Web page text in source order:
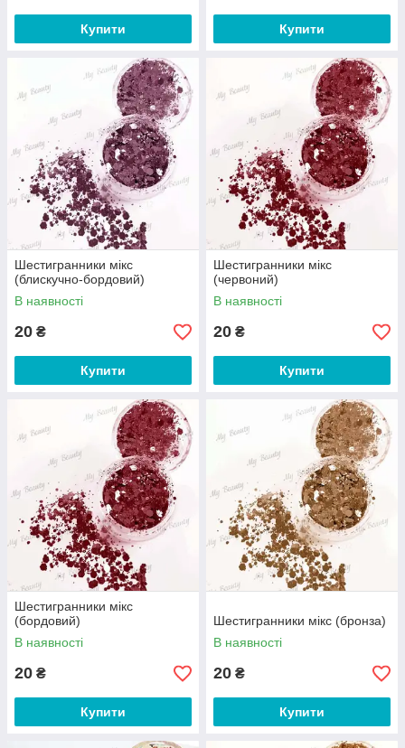
Купити Купити
Шестигранники мікс
(блискучно-бордовий)
В наявності
20 ₴
Купити
Шестигранники мікс
(червоний)
В наявності
20 ₴
Купити
Шестигранники мікс
(бордовий)
В наявності
20 ₴
Купити
Шестигранники мікс (бронза)
В наявності
20 ₴
Купити